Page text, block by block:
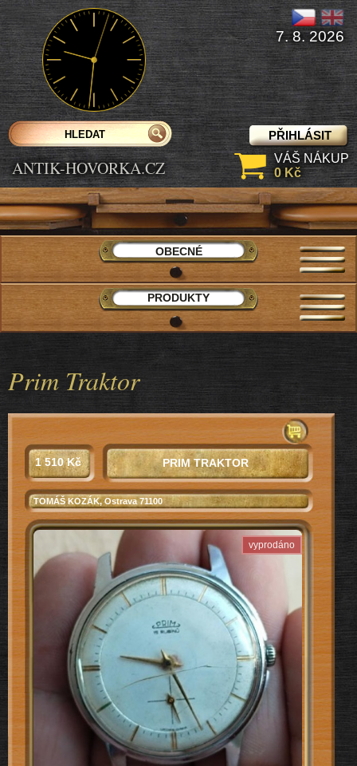
Prim Traktor
vyprodáno
1 510 Kč PRIM TRAKTOR
TOMÁŠ KOZÁK, Ostrava 71100
ANTIK-HOVORKA.CZ
PŘIHLÁSIT
7. 8. 2026
VÁŠ NÁKUP
0 Kč
OBECNÉ
PRODUKTY